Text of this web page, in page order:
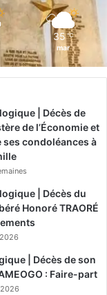
35 ℃
mar
| Décès de
de l’Économie et
condoléances à
| Décès du
Honoré TRAORÉ
| Décès de son
: Faire-part